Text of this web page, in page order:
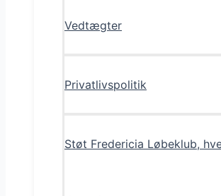
Vedtægter
Privatlivspolitik
Støt Fredericia Løbeklub,